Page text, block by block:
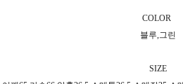
COLOR
블루,그린
SIZE